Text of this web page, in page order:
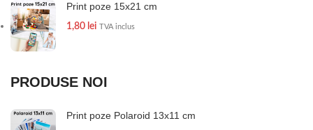
Print poze 15x21 cm
1,80 lei TVA inclus
PRODUSE NOI
Print poze Polaroid 13x11 cm